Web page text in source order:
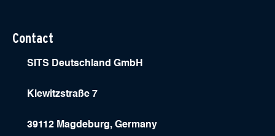
Contact
SITS Deutschland GmbH
Klewitzstraße 7
39112 Magdeburg, Germany